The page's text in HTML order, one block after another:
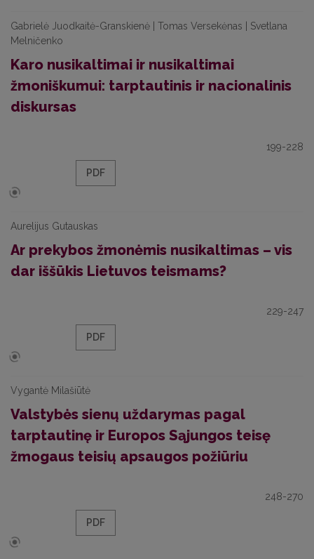
Gabrielė Juodkaitė-Granskienė | Tomas Versekėnas | Svetlana
Melničenko
Karo nusikaltimai ir nusikaltimai
žmoniškumui: tarptautinis ir nacionalinis
diskursas
199-228
PDF
Aurelijus Gutauskas
Ar prekybos žmonėmis nusikaltimas – vis
dar iššūkis Lietuvos teismams?
229-247
PDF
Vygantė Milašiūtė
Valstybės sienų uždarymas pagal
tarptautinę ir Europos Sąjungos teisę
žmogaus teisių apsaugos požiūriu
248-270
PDF